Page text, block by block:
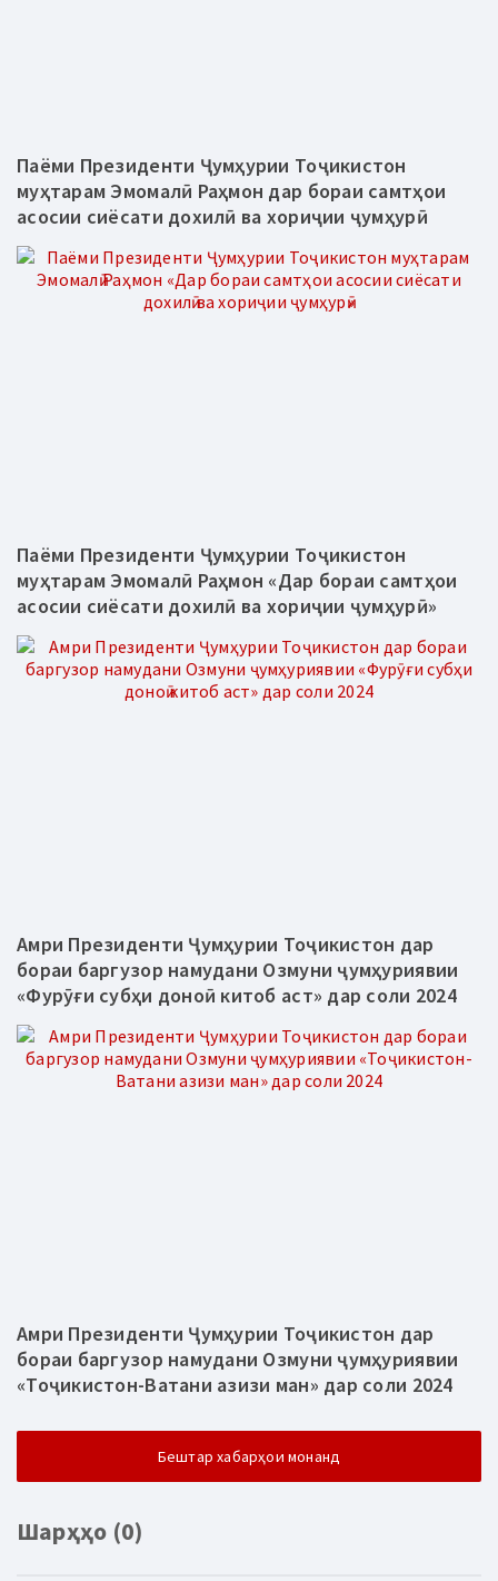
Паёми Президенти Ҷумҳурии Тоҷикистон
муҳтарам Эмомалӣ Раҳмон дар бораи самтҳои
асосии сиёсати дохилӣ ва хориҷии ҷумҳурӣ
Паёми Президенти Ҷумҳурии Тоҷикистон
муҳтарам Эмомалӣ Раҳмон «Дар бораи самтҳои
асосии сиёсати дохилӣ ва хориҷии ҷумҳурӣ»
Амри Президенти Ҷумҳурии Тоҷикистон дар
бораи баргузор намудани Озмуни ҷумҳуриявии
«Фурӯғи субҳи доноӣ китоб аст» дар соли 2024
Амри Президенти Ҷумҳурии Тоҷикистон дар
бораи баргузор намудани Озмуни ҷумҳуриявии
«Тоҷикистон-Ватани азизи ман» дар соли 2024
Бештар хабарҳои монанд
Шарҳҳо (0)